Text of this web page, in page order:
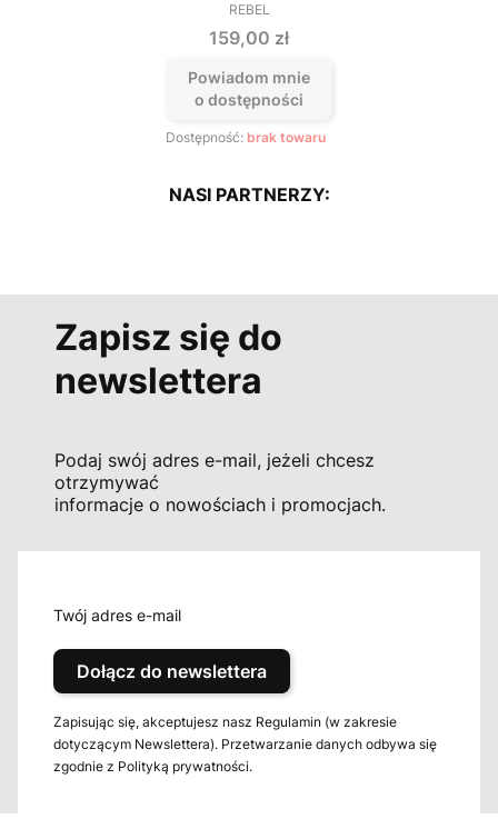
PRODUCENT
REBEL
Cena
159,00 zł
Powiadom mnie
o dostępności
Dostępność: brak towaru
NASI PARTNERZY:
Zapisz się do
newslettera
Podaj swój adres e-mail, jeżeli chcesz
otrzymywać
informacje o nowościach i promocjach.
Twój adres e-mail
Dołącz do newslettera
Zapisując się, akceptujesz nasz Regulamin (w zakresie
dotyczącym Newslettera). Przetwarzanie danych odbywa się
zgodnie z Polityką prywatności.